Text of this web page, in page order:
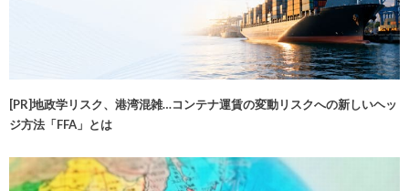
[PR]地政学リスク、港湾混雑…コンテナ運賃の変動リスクへの新しいヘッ
ジ方法「FFA」とは